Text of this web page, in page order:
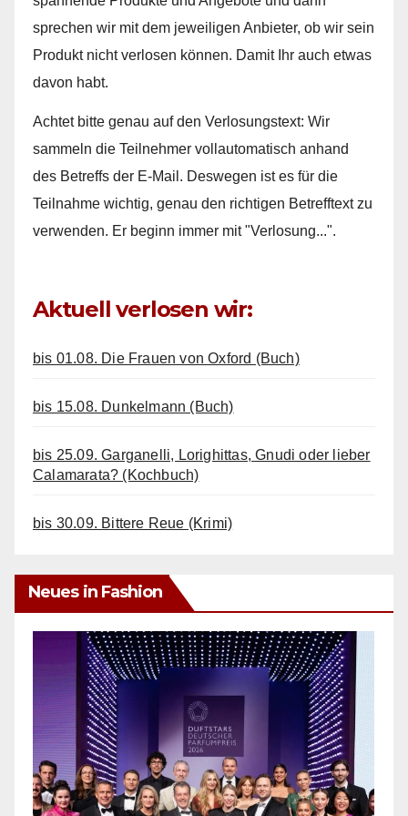
sprechen wir mit dem jeweiligen Anbieter, ob wir sein
Produkt nicht verlosen können. Damit Ihr auch etwas
davon habt.
Achtet bitte genau auf den Verlosungstext: Wir
sammeln die Teilnehmer vollautomatisch anhand
des Betreffs der E-Mail. Deswegen ist es für die
Teilnahme wichtig, genau den richtigen Betrefftext zu
verwenden. Er beginn immer mit "Verlosung...".
Aktuell verlosen wir:
bis 01.08. Die Frauen von Oxford (Buch)
bis 15.08. Dunkelmann (Buch)
bis 25.09. Garganelli, Lorighittas, Gnudi oder lieber
Calamarata? (Kochbuch)
bis 30.09. Bittere Reue (Krimi)
Neues in Fashion